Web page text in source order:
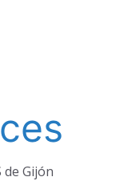
de Gijón